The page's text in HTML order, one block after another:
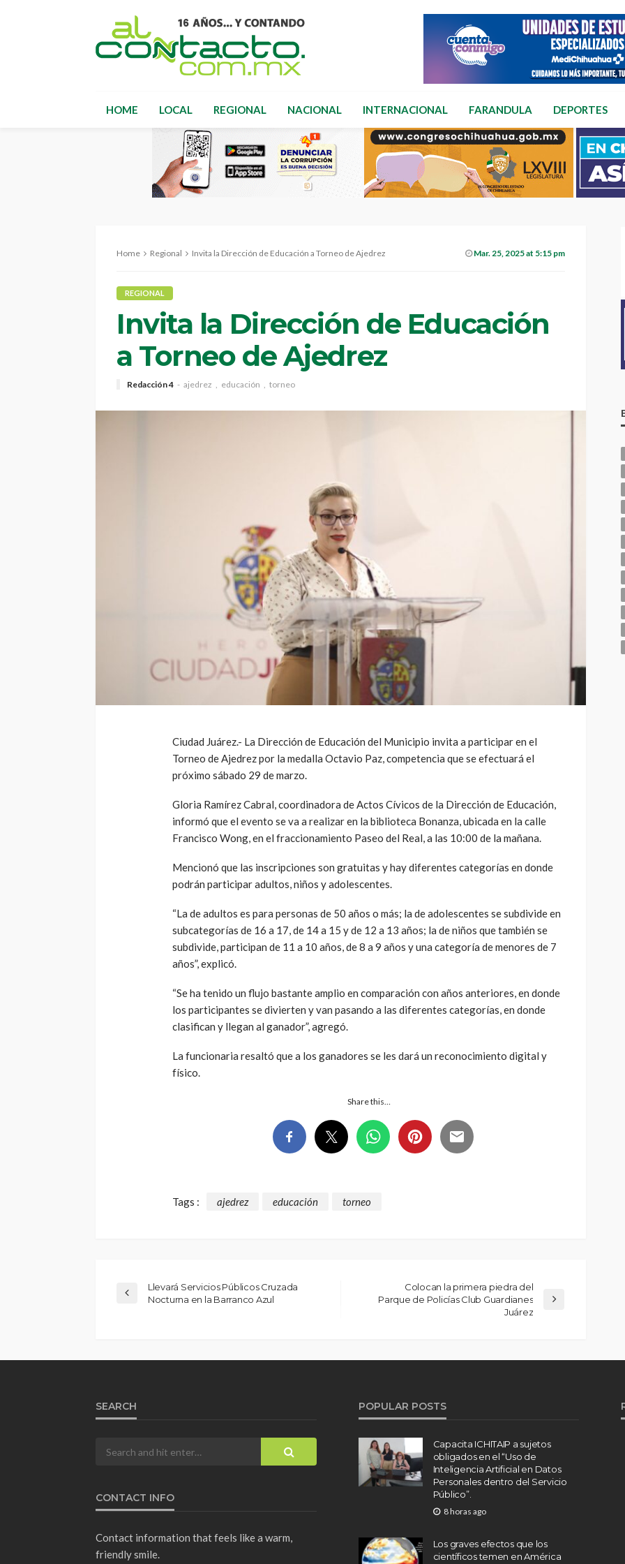
HOME LOCAL REGIONAL NACIONAL INTERNACIONAL FARANDULA DEPORTES
Home Regional Invita la Dirección de Educación a Torneo de Ajedrez Mar. 25, 2025 at 5:15 pm
REGIONAL
Invita la Dirección de Educación
a Torneo de Ajedrez
Redacción 4 ajedrez educación torneo
Ciudad Juárez.- La Dirección de Educación del Municipio invita a participar en el
Torneo de Ajedrez por la medalla Octavio Paz, competencia que se efectuará el
próximo sábado 29 de marzo.
Gloria Ramírez Cabral, coordinadora de Actos Cívicos de la Dirección de Educación,
informó que el evento se va a realizar en la biblioteca Bonanza, ubicada en la calle
Francisco Wong, en el fraccionamiento Paseo del Real, a las 10:00 de la mañana.
Mencionó que las inscripciones son gratuitas y hay diferentes categorías en donde
podrán participar adultos, niños y adolescentes.
“La de adultos es para personas de 50 años o más; la de adolescentes se subdivide en
subcategorías de 16 a 17, de 14 a 15 y de 12 a 13 años; la de niños que también se
subdivide, participan de 11 a 10 años, de 8 a 9 años y una categoría de menores de 7
años”, explicó.
“Se ha tenido un flujo bastante amplio en comparación con años anteriores, en donde
los participantes se divierten y van pasando a las diferentes categorías, en donde
clasifican y llegan al ganador”, agregó.
La funcionaria resaltó que a los ganadores se les dará un reconocimiento digital y
físico.
Share this…
Tags : ajedrez educación torneo
Llevará Servicios Públicos Cruzada
Nocturna en la Barranco Azul
Colocan la primera piedra del
Parque de Policías Club Guardianes
Juárez
SEARCH
CONTACT INFO
Contact information that feels like a warm,
friendly smile.
POPULAR POSTS
Capacita ICHITAIP a sujetos
obligados en el “Uso de
Inteligencia Artificial en Datos
Personales dentro del Servicio
Público”.
8 horas ago
Los graves efectos que los
científicos temen en América